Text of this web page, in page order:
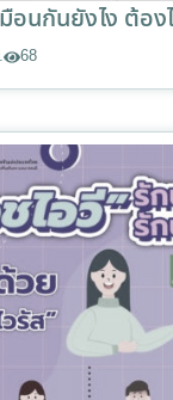
อนกันยังไง ต้อง
68